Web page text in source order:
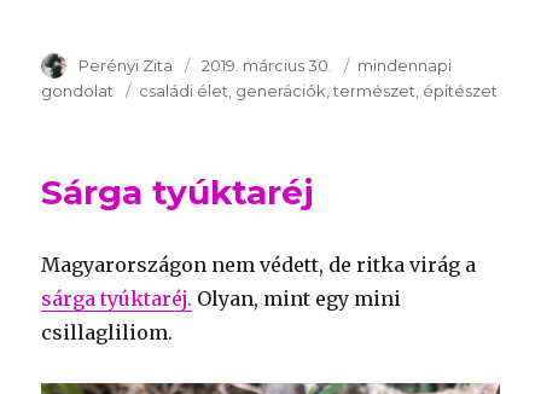
Szerző
Perényi Zita Publikálva
2019. március 30. Témakör
mindennapi
gondolat
Kulcsszavak
családi élet generációk természet építészet
Sárga tyúktaréj
Magyarországon nem védett, de ritka virág a
sárga tyúktaréj. Olyan, mint egy mini
csillagliliom.